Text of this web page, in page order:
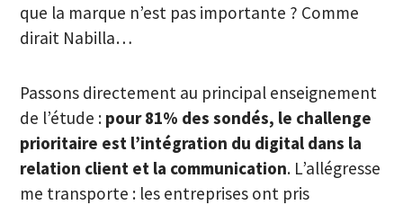
que la marque n’est pas importante ? Comme
dirait Nabilla…
Passons directement au principal enseignement
de l’étude : pour 81% des sondés, le challenge
prioritaire est l’intégration du digital dans la
relation client et la communication. L’allégresse
me transporte : les entreprises ont pris